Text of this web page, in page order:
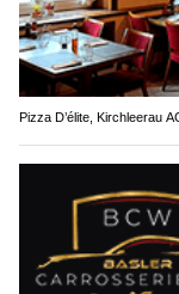
Pizza D’élite, Kirchleerau